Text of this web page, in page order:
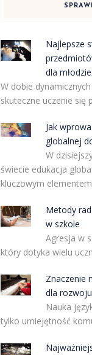
Najlepsze
dla
W dobie
skuteczne uczenie się
Jak
globalnej
W
świecie edukacja
kluczowym
Metody
w szkole
Agresja w
który dotyka wielu
Znaczenie
dla
Nauka
tylko umiejętność